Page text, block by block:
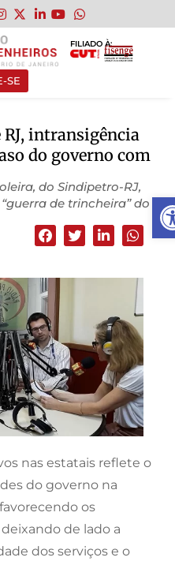
FILIADO À:
SE
intransigência
do governo com
do Sindipetro-RJ,
de trincheira” do
nas estatais reflete o
do governo na
os
de lado a
dos serviços e o